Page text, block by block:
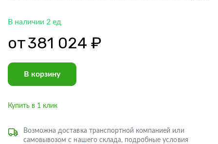
В наличии 2 ед
от381 024 ₽
В корзину
Купить в 1 клик
Возможна доставка транспортной компанией или
самовывозом с нашего склада, подробные условия